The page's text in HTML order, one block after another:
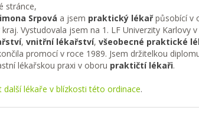
stránce,
Srpová a jsem praktický lékařpůsobící v
Vystudovala jsem na 1. LF Univerzity Karlovy
, vnitřní lékařství, všeobecné praktické
promocí v roce 1989. Jsem držitelkou
lékařskou praxi v oboru praktičtí lékaři.
další lékaře v blízkosti této ordinace.